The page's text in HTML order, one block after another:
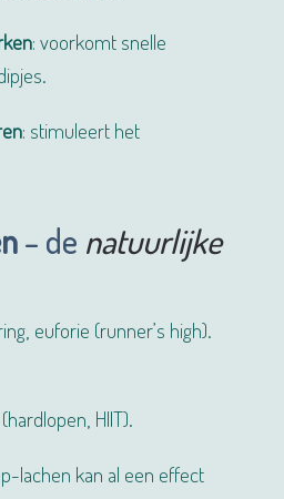
: voorkomt snelle
: stimuleert het
– de natuurlijke
euforie (runner’s high).
(hardlopen, HIIT).
lachen kan al een effect